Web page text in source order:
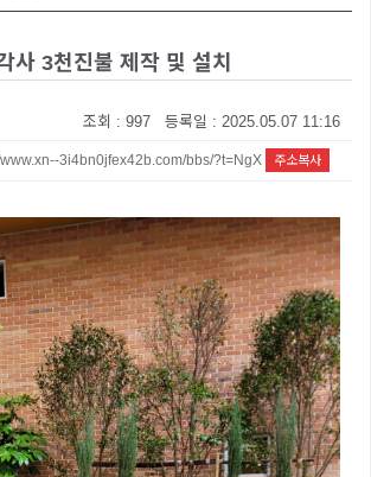
사 3천진불 제작 및 설치
조회 : 997 등록일 : 2025.05.07 11:16
www.xn--3i4bn0jfex42b.com/bbs/?t=NgX 주소복사